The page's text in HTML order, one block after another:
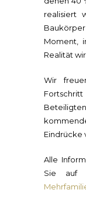
realisiert
Moment,
Realität
Wir
Eindrücke
Alle
Sie auf